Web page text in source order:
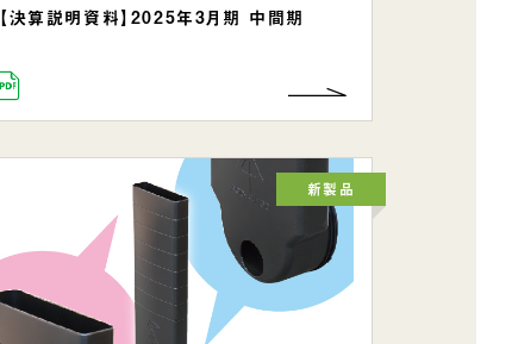
【決算説明資料】2025年3月期 中間期
新製品